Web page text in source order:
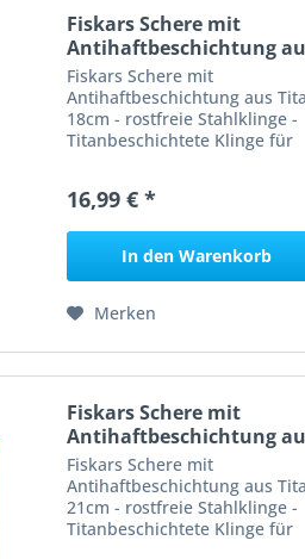
Fiskars Schere mit
Antihaftbeschichtung
Fiskars Schere mit
Antihaftbeschichtung aus
18cm - rostfreie Stahlklinge -
Titanbeschichtete Klinge für
verhindert das Anhaften von
selbstklebenden Materialien
Softgrip, Griff für...
16,99 € *
In den Warenkorb
Merken
Fiskars Schere mit
Antihaftbeschichtung
Fiskars Schere mit
Antihaftbeschichtung aus
21cm - rostfreie Stahlklinge -
Titanbeschichtete Klinge für